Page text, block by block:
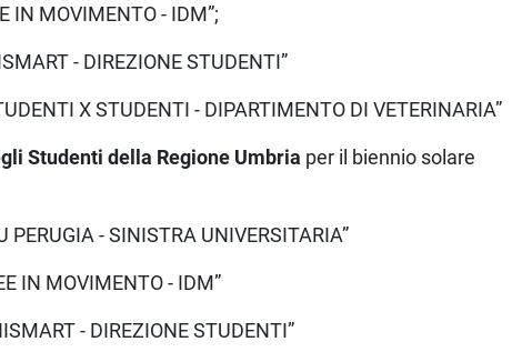
IN MOVIMENTO - IDM”;
- DIREZIONE STUDENTI”
X STUDENTI - DIPARTIMENTO DI VETERINARIA”
Studenti della Regione Umbria per il biennio solare
- SINISTRA UNIVERSITARIA”
IN MOVIMENTO - IDM”
- DIREZIONE STUDENTI”